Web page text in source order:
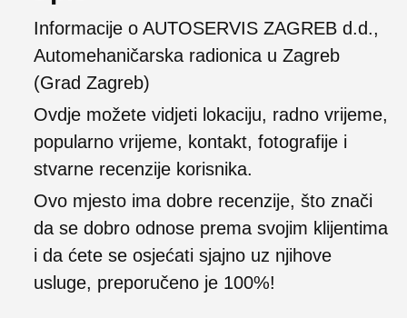
Informacije o AUTOSERVIS ZAGREB d.d.,
Automehaničarska radionica u Zagreb
(Grad Zagreb)
Ovdje možete vidjeti lokaciju, radno vrijeme,
popularno vrijeme, kontakt, fotografije i
stvarne recenzije korisnika.
Ovo mjesto ima dobre recenzije, što znači
da se dobro odnose prema svojim klijentima
i da ćete se osjećati sjajno uz njihove
usluge, preporučeno je 100%!